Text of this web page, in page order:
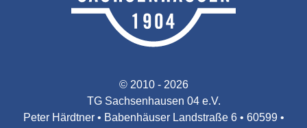
© 2010 - 2026
TG Sachsenhausen 04 e.V.
Peter Härdtner • Babenhäuser Landstraße 6 • 60599 •